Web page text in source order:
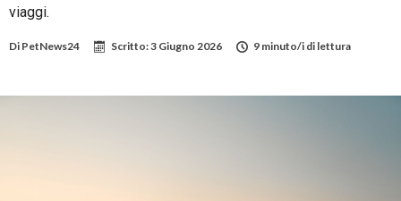
viaggi.
Di PetNews24 Scritto:3 Giugno 2026 9 minuto/i di lettura